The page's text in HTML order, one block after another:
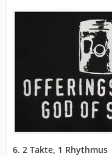
6. 2 Takte, 1 Rhythmus